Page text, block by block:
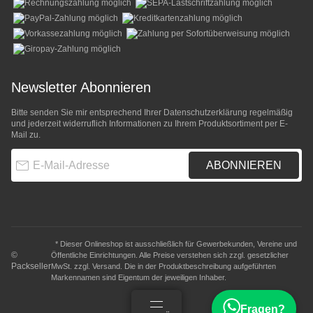
Newsletter Abonnieren
Bitte senden Sie mir entsprechend Ihrer Datenschutzerklärung regelmäßig
und jederzeit widerruflich Informationen zu Ihrem Produktsortiment per E-
Mail zu.
ABONNIEREN
©
Packseller
* Dieser Onlineshop ist ausschließlich für Gewerbekunden, Vereine und
Öffentliche Einrichtungen. Alle Preise verstehen sich zzgl. gesetzlicher
MwSt. zzgl. Versand . Die in der Produktbeschreibung aufgeführten
Markennamen sind Eigentum der jeweiligen Inhaber.
Fragen?